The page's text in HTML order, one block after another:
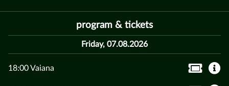
program & tickets
Friday, 07.08.2026
18:00 Vaiana